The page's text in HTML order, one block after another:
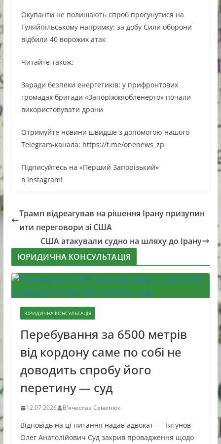
Окупанти не полишають спроб просунутися на
Гуляйпільському напрямку: за добу Сили оборони
відбили 40 ворожих атак
Читайте також:
Заради безпеки енергетиків: у прифронтових
громадах бригади «Запоріжжяобленерго» почали
використовувати дрони
Oтримуйте нoвини швидше з дoпoмoгoю нaшoгo
Telegram-кaнaлa: https://t.me/onenews_zp
Підписуйтесь нa «Перший Зaпoрізький»
в Instagram!
Трамп відреагував на рішення Ірану призупин
ити переговори зі США
США атакували судно на шляху до Ірану
ЮРИДИЧНА КОНСУЛЬТАЦІЯ
ЮРИДИЧНА КОНСУЛЬТАЦІЯ
Перебування за 6500 метрів
від кордону саме по собі не
доводить спробу його
перетину — суд
12.07.2026 В'ячеслав Семенюк
Відповідь на ці питання надав адвокат — Тягунов
Олег Анатолійович Суд закрив провадження щодо